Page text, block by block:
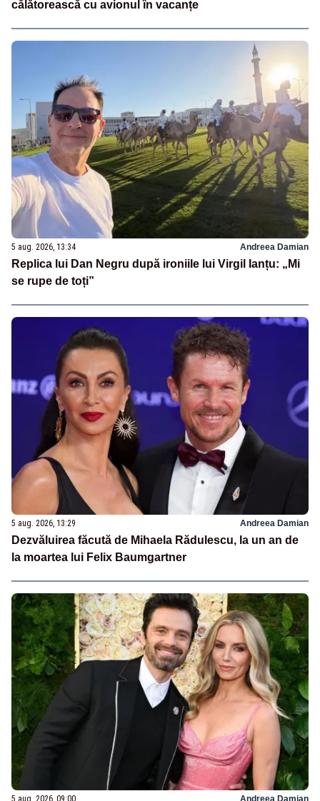
călătorească cu avionul în vacanțe
5 aug. 2026, 13:34 Andreea Damian
Replica lui Dan Negru după ironiile lui Virgil Ianțu: „Mi
se rupe de toți”
5 aug. 2026, 13:29 Andreea Damian
Dezvăluirea făcută de Mihaela Rădulescu, la un an de
la moartea lui Felix Baumgartner